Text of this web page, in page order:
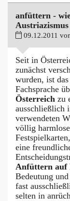
anfüttern -
09.12.2011
Seit in
zunächst
wurden, ist
Fachsprache
Österreich zu
ausschließlich
verwendeten
völlig
eine
Anfüttern auf
Bedeutung
fast
selten in